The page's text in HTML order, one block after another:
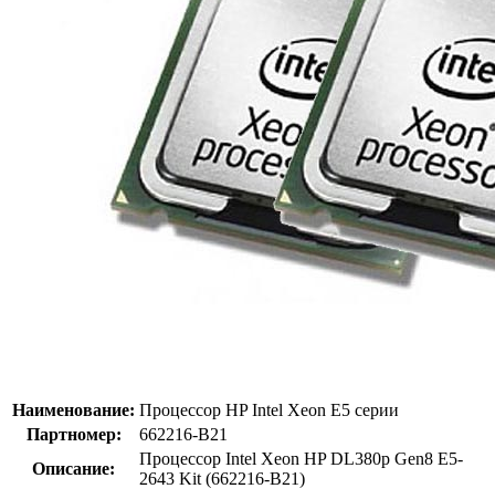
Наименование: Процессор HP Intel Xeon E5 серии
Партномер:
662216-B21
Описание:
Процессор Intel Xeon HP DL380p Gen8 E5-
2643 Kit (662216-B21)